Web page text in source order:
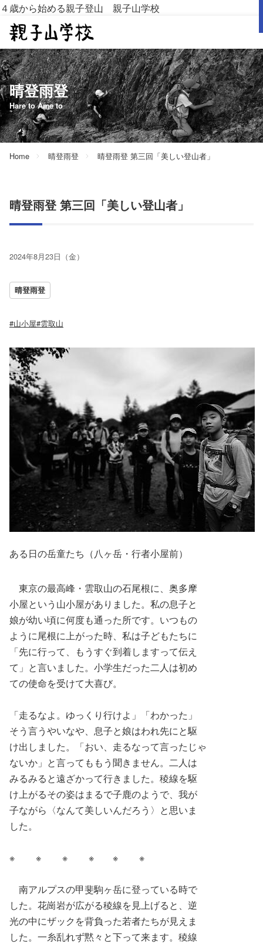
４歳から始める親子登山 親子山学校
晴登雨登
Hare to Ame to
Home 晴登雨登 晴登雨登 第三回「美しい登山者」
晴登雨登 第三回「美しい登山者」
2024年8月23日（金）
晴登雨登
#山小屋#雲取山
ある日の岳童たち（八ヶ岳・行者小屋前）
東京の最高峰・雲取山の石尾根に、奥多摩
小屋という山小屋がありました。私の息子と
娘が幼い頃に何度も通った所です。いつもの
ように尾根に上がった時、私は子どもたちに
「先に行って、もうすぐ到着しますって伝え
て」と言いました。小学生だった二人は初め
ての使命を受けて大喜び。
「走るなよ。ゆっくり行けよ」「わかった」
そう言うやいなや、息子と娘はわれ先にと駆
け出しました。「おい、走るなって言ったじゃ
ないか」と言ってももう聞きません。二人は
みるみると遠ざかって行きました。稜線を駆
け上がるその姿はまるで子鹿のようで、我が
子ながら〈なんて美しいんだろう〉と思いま
した。
※ ※ ※ ※ ※ ※
南アルプスの甲斐駒ヶ岳に登っている時で
した。花崗岩が広がる稜線を見上げると、逆
光の中にザックを背負った若者たちが見えま
した。一糸乱れず黙々と下って来ます。稜線